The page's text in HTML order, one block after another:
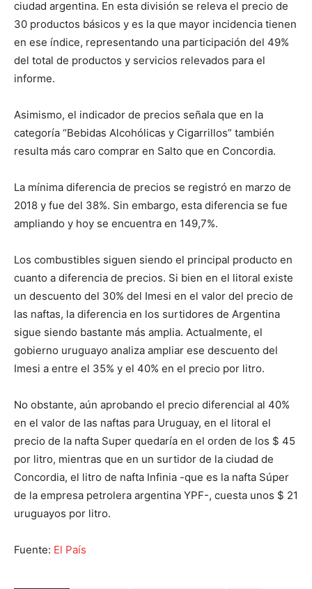
ciudad argentina. En esta división se releva el precio de
30 productos básicos y es la que mayor incidencia tienen
en ese índice, representando una participación del 49%
del total de productos y servicios relevados para el
informe.
Asimismo, el indicador de precios señala que en la
categoría “Bebidas Alcohólicas y Cigarrillos” también
resulta más caro comprar en Salto que en Concordia.
La mínima diferencia de precios se registró en marzo de
2018 y fue del 38%. Sin embargo, esta diferencia se fue
ampliando y hoy se encuentra en 149,7%.
Los combustibles siguen siendo el principal producto en
cuanto a diferencia de precios. Si bien en el litoral existe
un descuento del 30% del Imesi en el valor del precio de
las naftas, la diferencia en los surtidores de Argentina
sigue siendo bastante más amplia. Actualmente, el
gobierno uruguayo analiza ampliar ese descuento del
Imesi a entre el 35% y el 40% en el precio por litro.
No obstante, aún aprobando el precio diferencial al 40%
en el valor de las naftas para Uruguay, en el litoral el
precio de la nafta Super quedaría en el orden de los $ 45
por litro, mientras que en un surtidor de la ciudad de
Concordia, el litro de nafta Infinia -que es la nafta Súper
de la empresa petrolera argentina YPF-, cuesta unos $ 21
uruguayos por litro.
Fuente: El País